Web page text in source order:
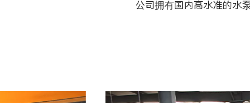
公司拥有国内高水准的水